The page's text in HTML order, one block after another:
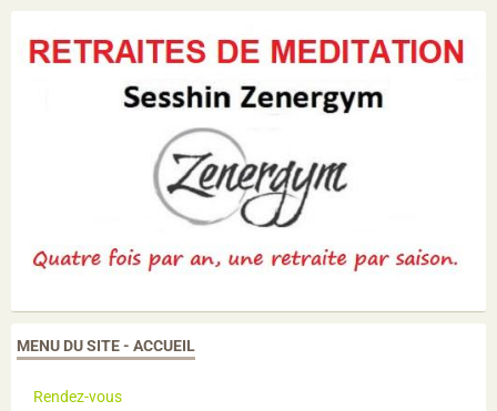
MENU DU SITE - ACCUEIL
Rendez-vous